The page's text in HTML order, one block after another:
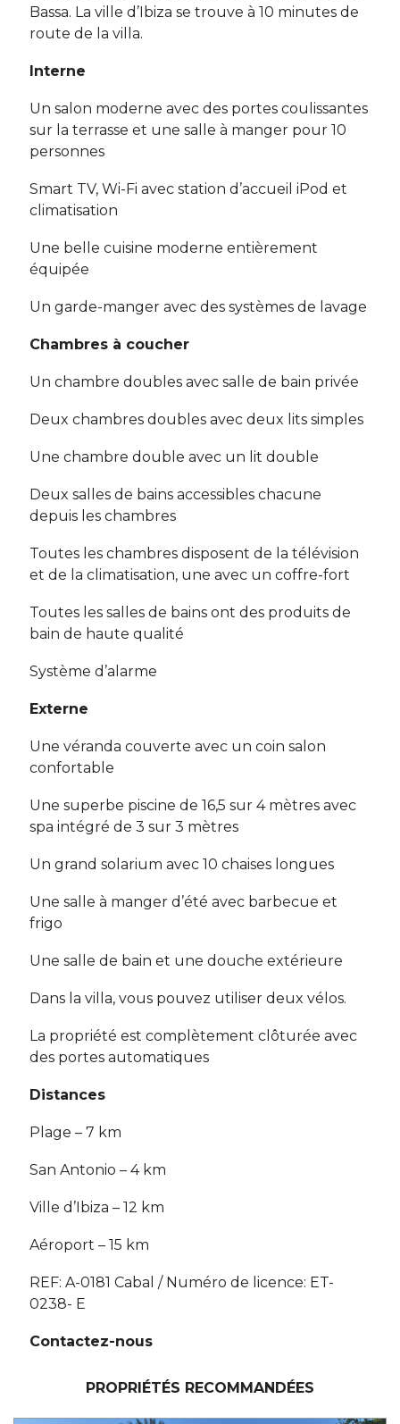
Bassa. La ville d’Ibiza se trouve à 10 minutes de
route de la villa.
Interne
Un salon moderne avec des portes coulissantes
sur la terrasse et une salle à manger pour 10
personnes
Smart TV, Wi-Fi avec station d’accueil iPod et
climatisation
Une belle cuisine moderne entièrement
équipée
Un garde-manger avec des systèmes de lavage
Chambres à coucher
Un chambre doubles avec salle de bain privée
Deux chambres doubles avec deux lits simples
Une chambre double avec un lit double
Deux salles de bains accessibles chacune
depuis les chambres
Toutes les chambres disposent de la télévision
et de la climatisation, une avec un coffre-fort
Toutes les salles de bains ont des produits de
bain de haute qualité
Système d’alarme
Externe
Une véranda couverte avec un coin salon
confortable
Une superbe piscine de 16,5 sur 4 mètres avec
spa intégré de 3 sur 3 mètres
Un grand solarium avec 10 chaises longues
Une salle à manger d’été avec barbecue et
frigo
Une salle de bain et une douche extérieure
Dans la villa, vous pouvez utiliser deux vélos.
La propriété est complètement clôturée avec
des portes automatiques
Distances
Plage – 7 km
San Antonio – 4 km
Ville d’Ibiza – 12 km
Aéroport – 15 km
REF: A-0181 Cabal / Numéro de licence: ET-
0238- E
Contactez-nous
PROPRIÉTÉS RECOMMANDÉES